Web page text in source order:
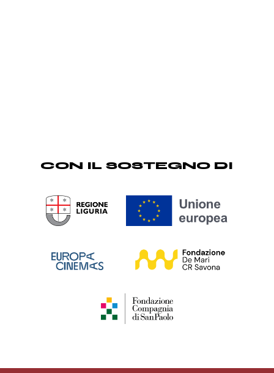
CON IL SOSTEGNO DI